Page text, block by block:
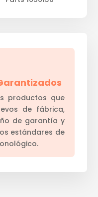
productos que
de fábrica,
de garantía y
estándares de